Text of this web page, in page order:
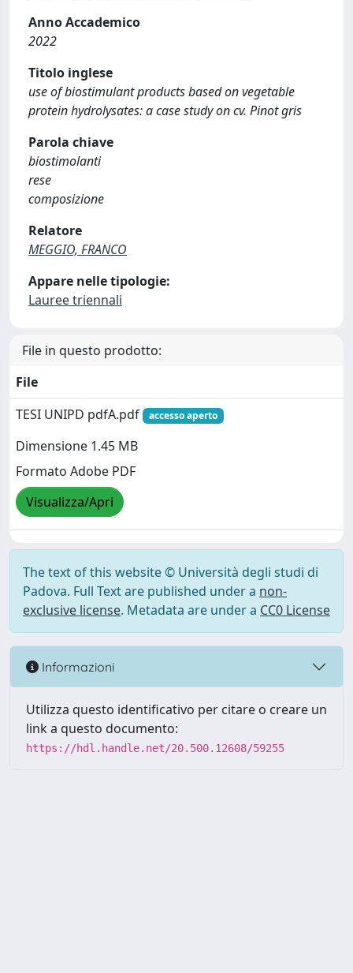
Anno Accademico
2022
Titolo inglese
use of biostimulant products based on vegetable
protein hydrolysates: a case study on cv. Pinot gris
Parola chiave
biostimolanti
rese
composizione
Relatore
MEGGIO, FRANCO
Appare nelle tipologie:
Lauree triennali
File in questo prodotto:
File
TESI UNIPD pdfA.pdf
accesso aperto
Dimensione 1.45 MB
Formato Adobe PDF
Visualizza/Apri
The text of this website © Università degli studi di
Padova. Full Text are published under a non-
exclusive license. Metadata are under a CC0 License
Informazioni
Utilizza questo identificativo per citare o creare un
link a questo documento:
https://hdl.handle.net/20.500.12608/59255